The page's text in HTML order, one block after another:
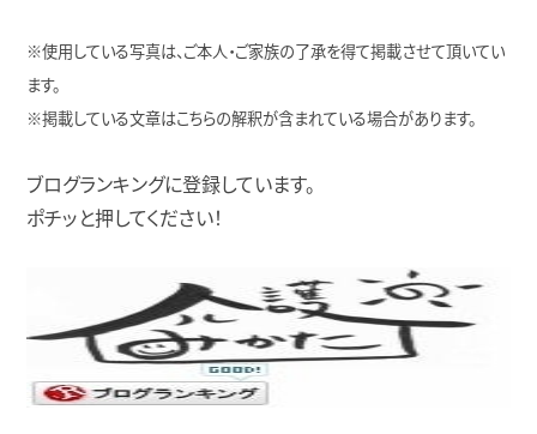
※使用している写真は、ご本人・ご家族の了承を得て掲載させて頂いてい
ます。
※掲載している文章はこちらの解釈が含まれている場合があります。
ブログランキングに登録しています。
ポチッと押してください！